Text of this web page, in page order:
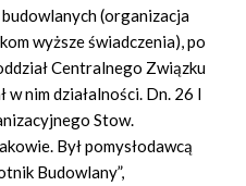
(organizacja
wyższe świadczenia), po
Centralnego Związku
nim działalności. Dn. 26 I
Stow.
Był pomysłodawcą
Budowlany”,